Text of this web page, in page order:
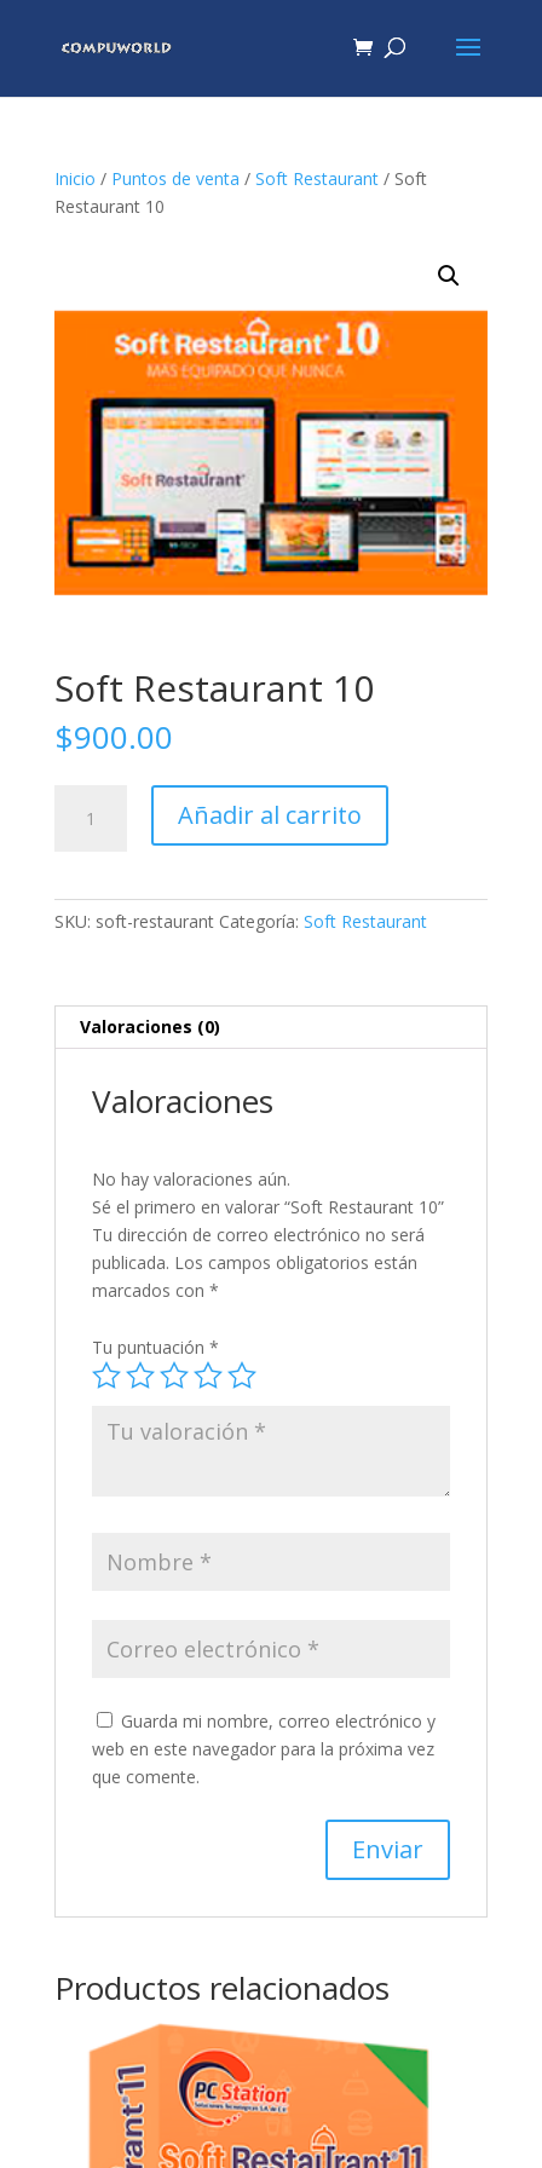
Inicio / Puntos de venta / Soft Restaurant/ Soft
Restaurant 10
Soft Restaurant 10
$900.00
Restaurant
Añadir al carrito
SKU: soft-restaurant Categoría: Soft Restaurant
Valoraciones (0)
Valoraciones
No hay valoraciones aún.
Sé el primero en valorar “Soft Restaurant 10”
Tu dirección de correo electrónico no será
publicada. Los campos obligatorios están
marcados con *
Tu puntuación *
Guarda mi nombre, correo electrónico y
web en este navegador para la próxima vez
que comente.
Productos relacionados